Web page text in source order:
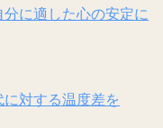
に適した心の安定に